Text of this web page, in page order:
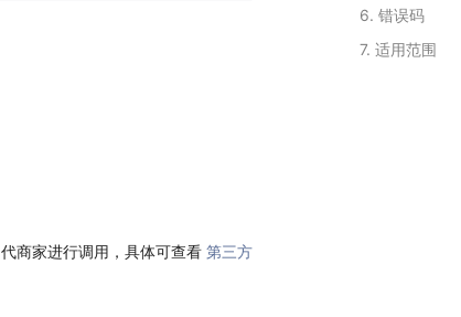
代商家进行调用，具体可查看 第三方
6. 错误码
7. 适用范围